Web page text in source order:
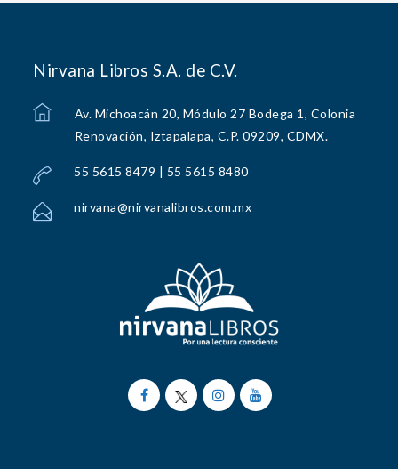
Nirvana Libros S.A. de C.V.
Av. Michoacán 20, Módulo 27 Bodega 1, Colonia
Renovación, Iztapalapa, C.P. 09209, CDMX.
55 5615 8479 | 55 5615 8480
nirvana@nirvanalibros.com.mx